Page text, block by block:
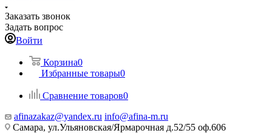
Заказать звонок
Задать вопрос
Войти
Корзина0
Избранные товары0
Сравнение товаров0
afinazakaz@yandex.ru info@afina-m.ru
Самара, ул.Ульяновская/Ярмарочная д.52/55 оф.606